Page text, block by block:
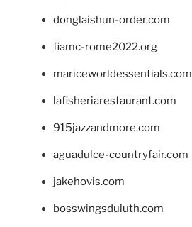
donglaishun-order.com
fiamc-rome2022.org
mariceworldessentials.com
lafisheriarestaurant.com
915jazzandmore.com
aguadulce-countryfair.com
jakehovis.com
bosswingsduluth.com